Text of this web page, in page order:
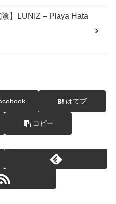
陰】LUNIZ – Playa Hata
はてブ
コピー